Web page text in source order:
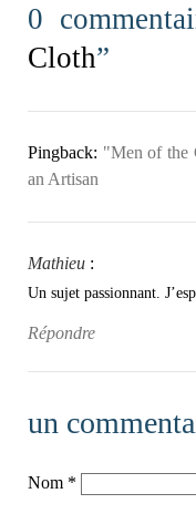
0
Cloth”
Pingback: "Men of the
an Artisan
Mathieu :
Un sujet passionnant.
Répondre
un
Nom *